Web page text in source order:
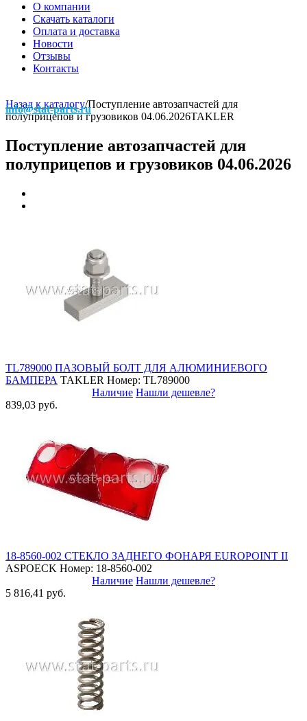
О компании
Скачать каталоги
Оплата и доставка
Новости
Отзывы
Контакты
info@stat-parts.ru
Назад к каталогу/Поступление автозапчастей для
полуприцепов и грузовиков 04.06.2026TAKLER
Поступление автозапчастей для
полуприцепов и грузовиков 04.06.2026
TL789000 ПАЗОВЫЙ БОЛТ ДЛЯ АЛЮМИНИЕВОГО
БАМПЕРА TAKLER Номер: TL789000
Наличие Нашли дешевле?
839,03 руб.
18-8560-002 СТЕКЛО ЗАДНЕГО ФОНАРЯ EUROPOINT II
ASPOECK Номер: 18-8560-002
Наличие Нашли дешевле?
5 816,41 руб.